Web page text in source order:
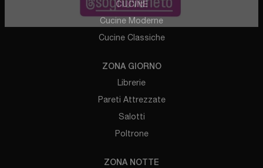
CUCINE
Cucine Moderne
Cucine Classiche
ZONA GIORNO
Librerie
Pareti Attrezzate
Salotti
Poltrone
ZONA NOTTE